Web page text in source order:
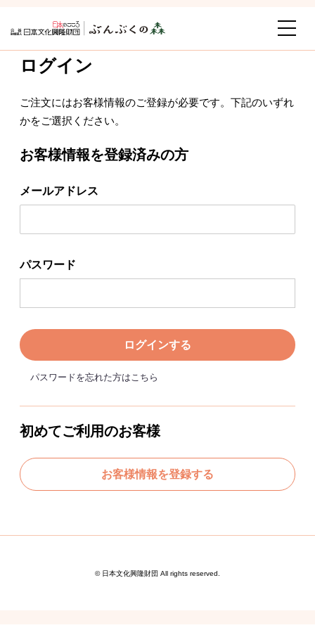
ログイン
ご注文にはお客様情報のご登録が必要です。下記のいずれ
かをご選択ください。
お客様情報を登録済みの方
メールアドレス
パスワード
ログインする
パスワードを忘れた方はこちら
初めてご利用のお客様
お客様情報を登録する
© 日本文化興隆財団 All rights reserved.